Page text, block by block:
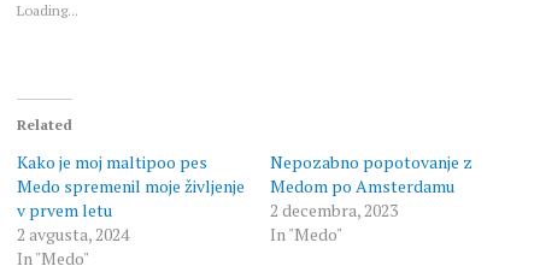
Loading...
Related
Kako je moj maltipoo pes
Medo spremenil moje življenje
v prvem letu
2 avgusta, 2024
In "Medo"
Nepozabno popotovanje z
Medom po Amsterdamu
2 decembra, 2023
In "Medo"